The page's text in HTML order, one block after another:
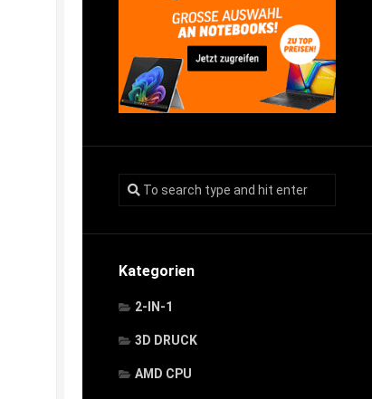
Kategorien
2-IN-1
3D DRUCK
AMD CPU